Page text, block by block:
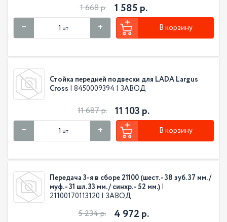
1 668 р. 1 585 р.
шт В корзину
Стойка передней подвески для LADA Largus
Cross | 8450009394 | ЗАВОД
11 687 р. 11 103 р.
шт В корзину
Передача 3-я в сборе 21100 (шест. - 38 зуб. 37 мм. /
муф. - 31 шл. 33 мм. / синхр. - 52 мм.) |
21100170113120 | ЗАВОД
5 234 р. 4 972 р.